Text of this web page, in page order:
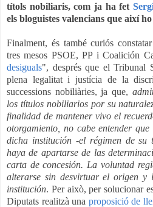
títols nobiliaris, com ja ha fet
els bloguistes valencians que així ho
Finalment, és també curiós
tres mesos PSOE, PP i Coalición
desiguals", després que el Tribunal
plena legalitat i justícia de la
successions nobiliàries, ja que,
los títulos nobiliarios por su
finalidad de mantener vivo el
otorgamiento, no cabe entender
dicha institución -el régimen de su
haya de apartarse de las
carta de concesión. La voluntad
alterarse sin desvirtuar el origen y
institución. Per això, per solucionar
Diputats realitzà una proposició de